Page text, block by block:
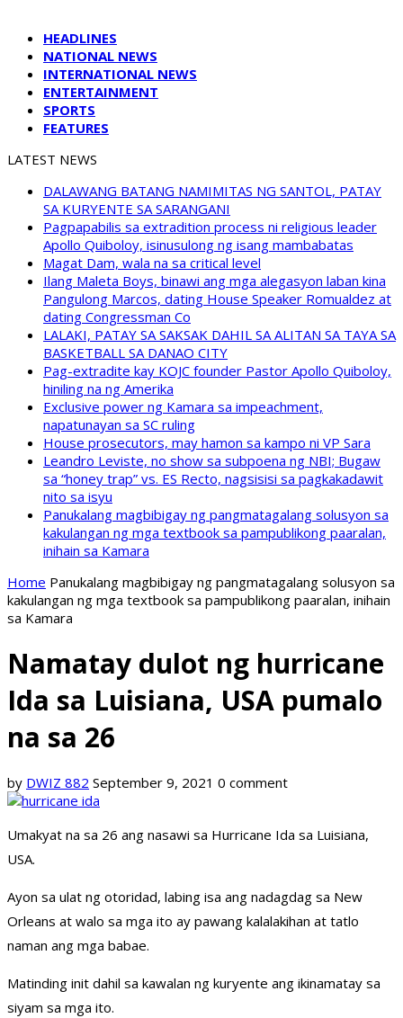
HEADLINES
NATIONAL NEWS
INTERNATIONAL NEWS
ENTERTAINMENT
SPORTS
FEATURES
LATEST NEWS
DALAWANG BATANG NAMIMITAS NG SANTOL, PATAY
SA KURYENTE SA SARANGANI
Pagpapabilis sa extradition process ni religious leader
Apollo Quiboloy, isinusulong ng isang mambabatas
Magat Dam, wala na sa critical level
Ilang Maleta Boys, binawi ang mga alegasyon laban kina
Pangulong Marcos, dating House Speaker Romualdez at
dating Congressman Co
LALAKI, PATAY SA SAKSAK DAHIL SA ALITAN SA TAYA SA
BASKETBALL SA DANAO CITY
Pag-extradite kay KOJC founder Pastor Apollo Quiboloy,
hiniling na ng Amerika
Exclusive power ng Kamara sa impeachment,
napatunayan sa SC ruling
House prosecutors, may hamon sa kampo ni VP Sara
Leandro Leviste, no show sa subpoena ng NBI; Bugaw
sa “honey trap” vs. ES Recto, nagsisisi sa pagkakadawit
nito sa isyu
Panukalang magbibigay ng pangmatagalang solusyon sa
kakulangan ng mga textbook sa pampublikong paaralan,
inihain sa Kamara
Home Panukalang magbibigay ng pangmatagalang solusyon sa
kakulangan ng mga textbook sa pampublikong paaralan, inihain
sa Kamara
Namatay dulot ng hurricane
Ida sa Luisiana, USA pumalo
na sa 26
by DWIZ 882 September 9, 2021 0 comment
Umakyat na sa 26 ang nasawi sa Hurricane Ida sa Luisiana,
USA.
Ayon sa ulat ng otoridad, labing isa ang nadagdag sa New
Orleans at walo sa mga ito ay pawang kalalakihan at tatlo
naman ang mga babae.
Matinding init dahil sa kawalan ng kuryente ang ikinamatay sa
siyam sa mga ito.